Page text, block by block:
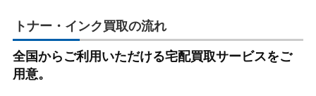
トナー・インク買取の流れ
全国からご利用いただける宅配買取サービスをご
用意。